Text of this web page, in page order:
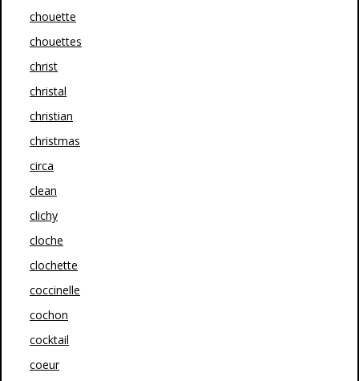
chouette
chouettes
christ
christal
christian
christmas
circa
clean
clichy
cloche
clochette
coccinelle
cochon
cocktail
coeur